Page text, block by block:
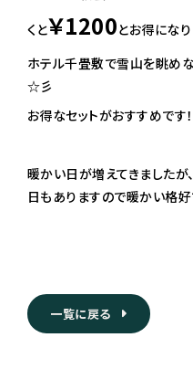
くと￥1200とお得になり
ホテル千畳敷で雪山を眺め
☆彡
お得なセットがおすすめで
暖かい日が増えてきました
日もありますので暖かい格好
一覧に戻る